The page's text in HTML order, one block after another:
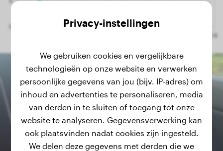
Privacy-instellingen
We gebruiken cookies en vergelijkbare
technologieën op onze website en verwerken
persoonlijke gegevens van jou (bijv. IP-adres) om
inhoud en advertenties te personaliseren, media
van derden in te sluiten of toegang tot onze
website te analyseren. Gegevensverwerking kan
ook plaatsvinden nadat cookies zijn ingesteld.
We delen deze gegevens met derden die we